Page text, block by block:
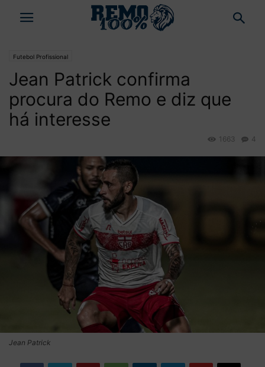
Futebol Profissional
Jean Patrick confirma
procura do Remo e diz que
há interesse
4
1663
Jean Patrick